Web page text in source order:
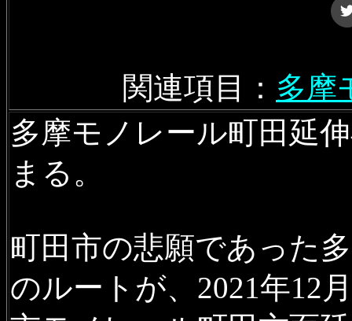
関連項目： 多摩
多摩モノレール町田延
まる。
町田市の悲願であった
のルートが、2021年12